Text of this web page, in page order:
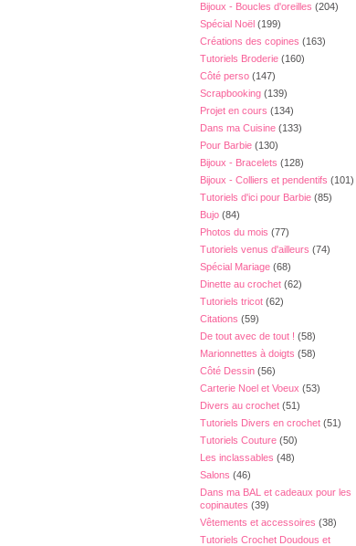
Bijoux - Boucles d'oreilles (204)
Spécial Noël (199)
Créations des copines (163)
Tutoriels Broderie (160)
Côté perso (147)
Scrapbooking (139)
Projet en cours (134)
Dans ma Cuisine (133)
Pour Barbie (130)
Bijoux - Bracelets (128)
Bijoux - Colliers et pendentifs (101)
Tutoriels d'ici pour Barbie (85)
Bujo (84)
Photos du mois (77)
Tutoriels venus d'ailleurs (74)
Spécial Mariage (68)
Dinette au crochet (62)
Tutoriels tricot (62)
Citations (59)
De tout avec de tout ! (58)
Marionnettes à doigts (58)
Côté Dessin (56)
Carterie Noel et Voeux (53)
Divers au crochet (51)
Tutoriels Divers en crochet (51)
Tutoriels Couture (50)
Les inclassables (48)
Salons (46)
Dans ma BAL et cadeaux pour les
copinautes (39)
Vêtements et accessoires (38)
Tutoriels Crochet Doudous et